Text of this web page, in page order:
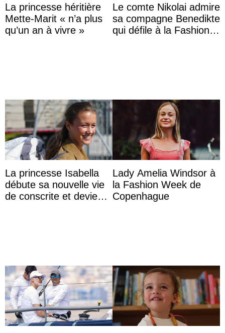
La princesse héritière
Mette-Marit « n’a plus
qu’un an à vivre »
Le comte Nikolai admire
sa compagne Benedikte
qui défile à la Fashion
La princesse Isabella
débute sa nouvelle vie
de conscrite et devient
Lady Amelia Windsor à
la Fashion Week de
Copenhague